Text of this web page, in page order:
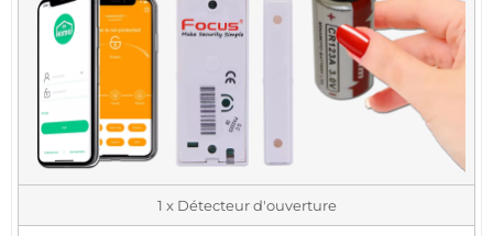
1 x Détecteur d'ouverture